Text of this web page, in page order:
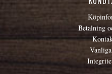
Betalning